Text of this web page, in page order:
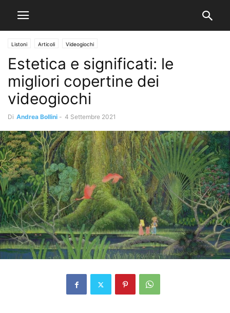
Listoni Articoli Videogiochi
Estetica e significati: le
migliori copertine dei
videogiochi
Di Andrea Bollini - 4 Settembre 2021